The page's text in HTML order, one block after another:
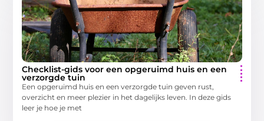
Checklist-gids voor een opgeruimd huis en een
verzorgde tuin
Een opgeruimd huis en een verzorgde tuin geven rust,
overzicht en meer plezier in het dagelijks leven. In deze gids
leer je hoe je met